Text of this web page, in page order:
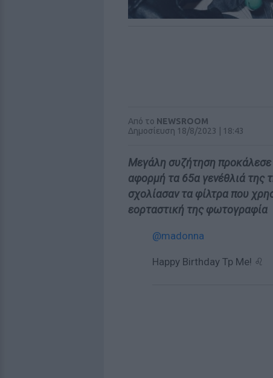
Από το NEWSROOM
Δημοσίευση 18/8/2023 | 18:43
Μεγάλη συζήτηση
αφορμή τα 65α γενέθλιά της
σχολίασαν τα φίλτρα που
εορταστική της φωτογραφία
@madonna
Happy Birthday Tp Me! ♌️